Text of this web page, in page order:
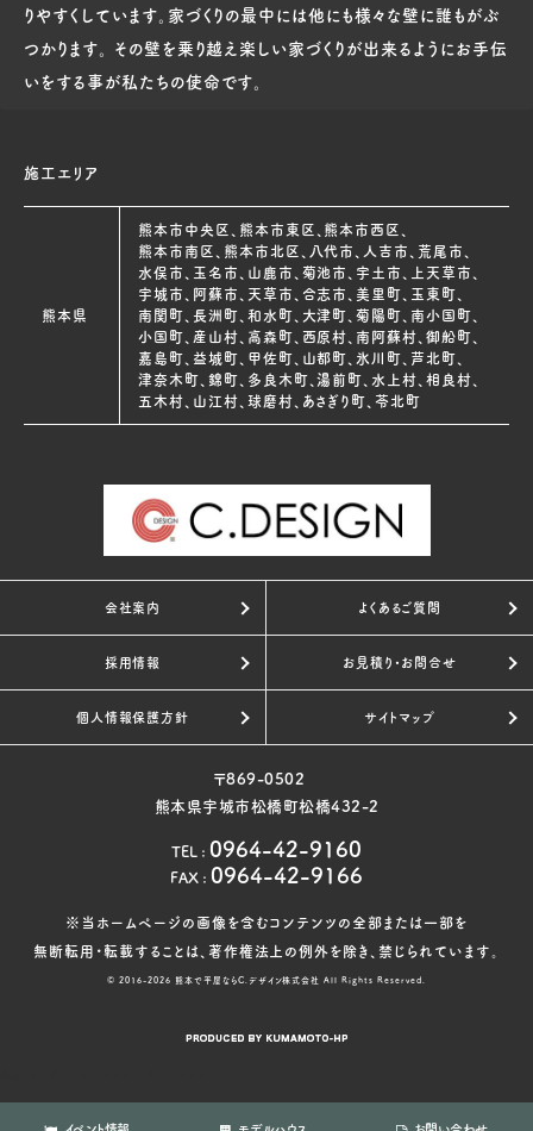
りやすくしています。家づくりの最中には他にも様々な壁に誰もがぶ
つかります。 その壁を乗り越え楽しい家づくりが出来るようにお手伝
いをする事が私たちの使命です。
施工エリア
熊本県
熊本市中央区、熊本市東区、熊本市西区、
熊本市南区、熊本市北区、八代市、人吉市、荒尾市、
水俣市、玉名市、山鹿市、菊池市、宇土市、上天草市、
宇城市、阿蘇市、天草市、合志市、美里町、玉東町、
南関町、長洲町、和水町、大津町、菊陽町、南小国町、
小国町、産山村、高森町、西原村、南阿蘇村、御船町、
嘉島町、益城町、甲佐町、山都町、氷川町、芦北町、
津奈木町、錦町、多良木町、湯前町、水上村、相良村、
五木村、山江村、球磨村、あさぎり町、苓北町
会社案内 よくあるご質問
採用情報 お見積り・お問合せ
個人情報保護方針 サイトマップ
〒869-0502
熊本県宇城市松橋町松橋432-2
TEL : 0964-42-9160
FAX : 0964-42-9166
※当ホームページの画像を含むコンテンツの全部または一部を
無断転用・転載することは、著作権法上の例外を除き、禁じられています。
© 2016-2026熊本で平屋ならC.デザイン株式会社 All Rights Reserved.